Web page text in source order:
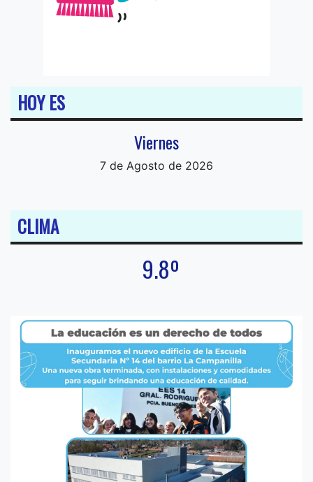
HOY ES
Viernes
7 de Agosto de 2026
CLIMA
9.8º